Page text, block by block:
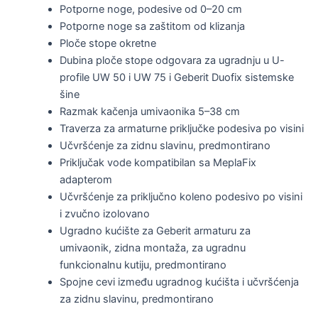
Potporne noge, podesive od 0–20 cm
Potporne noge sa zaštitom od klizanja
Ploče stope okretne
Dubina ploče stope odgovara za ugradnju u U-
profile UW 50 i UW 75 i Geberit Duofix sistemske
šine
Razmak kačenja umivaonika 5–38 cm
Traverza za armaturne priključke podesiva po visini
Učvršćenje za zidnu slavinu, predmontirano
Priključak vode kompatibilan sa MeplaFix
adapterom
Učvršćenje za priključno koleno podesivo po visini
i zvučno izolovano
Ugradno kućište za Geberit armaturu za
umivaonik, zidna montaža, za ugradnu
funkcionalnu kutiju, predmontirano
Spojne cevi između ugradnog kućišta i učvršćenja
za zidnu slavinu, predmontirano